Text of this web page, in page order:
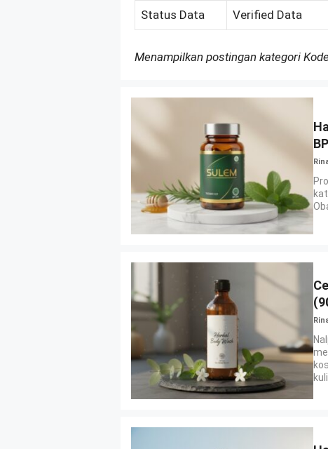
Status Data Verified Data
Menampilkan postingan kategori